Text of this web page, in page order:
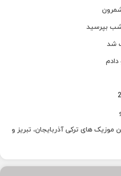
شب بپرسید
شد
دادم
موزیک‌ های ترکی آذربایجان، تبریز و